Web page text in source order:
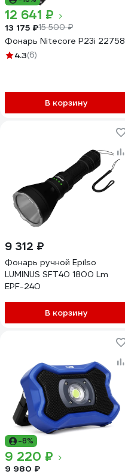
12 641 ₽
13 175 ₽15 500 ₽
Фонарь Nitecore P23i 22758
4.3(6)
В корзину
9 312 ₽
Фонарь ручной Epilso
LUMINUS SFT40 1800 Lm
EPF-240
В корзину
-8%
9 220 ₽
9 980 ₽